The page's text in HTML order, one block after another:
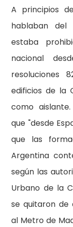
A principios
hablaban del
estaba
nacional
resoluciones
edificios de la
como
que "desde
que las
Argentina
según las
Urbano de la
se quitaron de
al Metro de